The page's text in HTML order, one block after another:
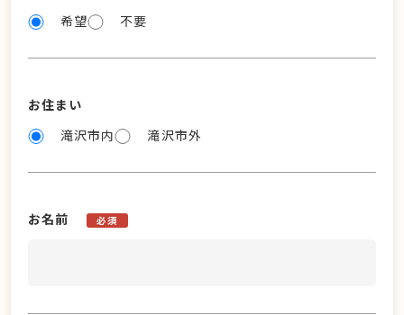
希望 不要
お住まい
滝沢市内
滝沢市外
お名前 必須